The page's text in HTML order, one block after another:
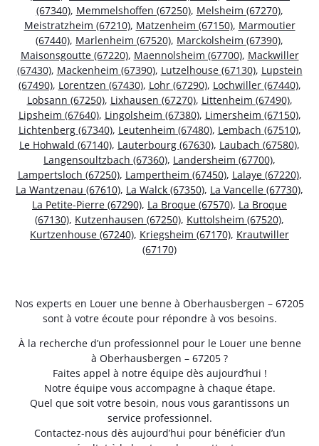
(67340), Memmelshoffen (67250), Melsheim (67270),
Meistratzheim (67210), Matzenheim (67150), Marmoutier
(67440), Marlenheim (67520), Marckolsheim (67390),
Maisonsgoutte (67220), Maennolsheim (67700), Mackwiller
(67430), Mackenheim (67390), Lutzelhouse (67130), Lupstein
(67490), Lorentzen (67430), Lohr (67290), Lochwiller (67440),
Lobsann (67250), Lixhausen (67270), Littenheim (67490),
Lipsheim (67640), Lingolsheim (67380), Limersheim (67150),
Lichtenberg (67340), Leutenheim (67480), Lembach (67510),
Le Hohwald (67140), Lauterbourg (67630), Laubach (67580),
Langensoultzbach (67360), Landersheim (67700),
Lampertsloch (67250), Lampertheim (67450), Lalaye (67220),
La Wantzenau (67610), La Walck (67350), La Vancelle (67730),
La Petite-Pierre (67290), La Broque (67570), La Broque
(67130), Kutzenhausen (67250), Kuttolsheim (67520),
Kurtzenhouse (67240), Kriegsheim (67170), Krautwiller
(67170)
Nos experts en Louer une benne à Oberhausbergen – 67205
sont à votre écoute pour répondre à vos besoins.
À la recherche d’un professionnel pour le Louer une benne
à Oberhausbergen – 67205 ?
Faites appel à notre équipe dès aujourd’hui !
Notre équipe vous accompagne à chaque étape.
Quel que soit votre besoin, nous vous garantissons un
service professionnel.
Contactez-nous dès aujourd’hui pour bénéficier d’un